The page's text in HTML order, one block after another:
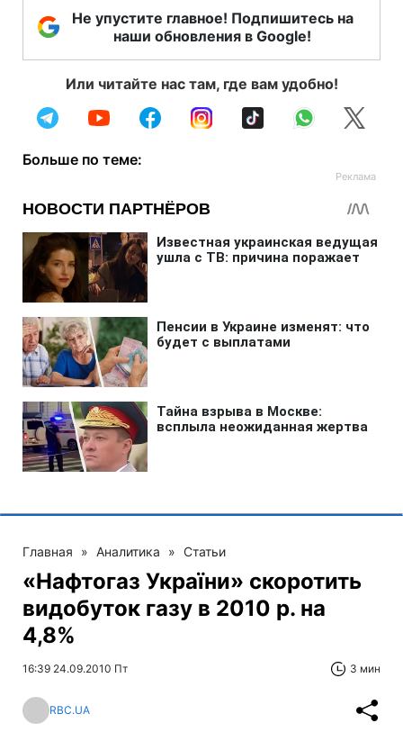
Не упустите главное! Подпишитесь на
наши обновления в Google!
Или читайте нас там, где вам удобно!
Больше по теме:
Главная » Аналитика » Статьи
«Нафтогаз України» скоротить
видобуток газу в 2010 р. на
4,8%
16:39 24.09.2010 Пт 3 мин
RBC.UA